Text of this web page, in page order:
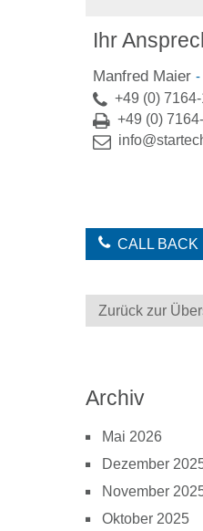
Ihr
Manfred Maier -
+49 (0)
+49 (0)
CALL BACK
Zurück zur
Archiv
Mai 2026
Dezember
November
Oktober 2025